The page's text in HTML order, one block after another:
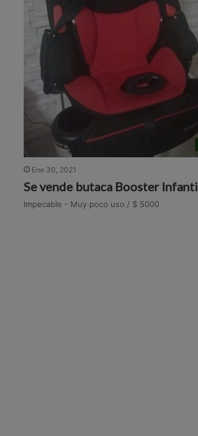
Ene 30, 2021
Se vende butaca Booster Infanti
Impecable - Muy poco uso./ $ 5000